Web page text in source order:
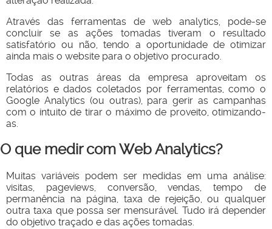
Através das ferramentas de web analytics, pode-se
concluir se as ações tomadas tiveram o resultado
satisfatório ou não, tendo a oportunidade de otimizar
ainda mais o website para o objetivo procurado.
Todas as outras áreas da empresa aproveitam os
relatórios e dados coletados por ferramentas, como o
Google Analytics (ou outras), para gerir as campanhas
com o intuito de tirar o máximo de proveito, otimizando-
as.
O que medir com Web Analytics?
Muitas variáveis podem ser medidas em uma análise:
visitas, pageviews, conversão, vendas, tempo de
permanência na página, taxa de rejeição, ou qualquer
outra taxa que possa ser mensurável. Tudo irá depender
do objetivo traçado e das ações tomadas.